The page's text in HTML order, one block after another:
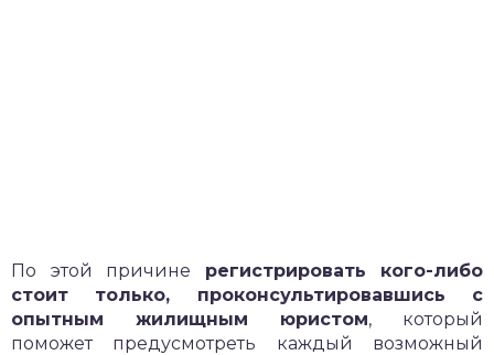
По этой причине регистрировать кого-либо
стоит только, проконсультировавшись с
опытным жилищным юристом, который
поможет предусмотреть каждый возможный